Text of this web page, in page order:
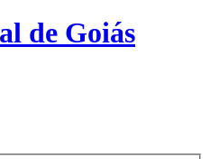
de Goiás